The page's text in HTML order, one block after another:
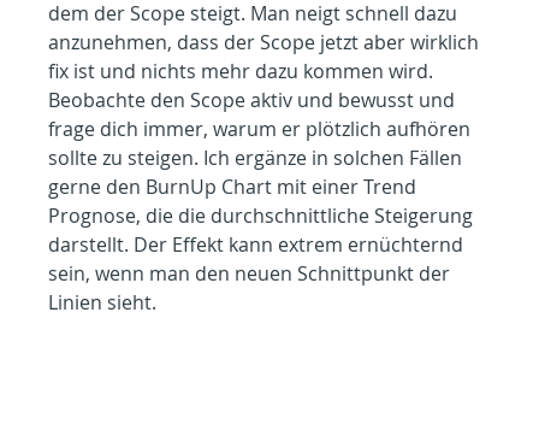
dem der Scope steigt. Man neigt schnell dazu
anzunehmen, dass der Scope jetzt aber wirklich
fix ist und nichts mehr dazu kommen wird.
Beobachte den Scope aktiv und bewusst und
frage dich immer, warum er plötzlich aufhören
sollte zu steigen. Ich ergänze in solchen Fällen
gerne den BurnUp Chart mit einer Trend
Prognose, die die durchschnittliche Steigerung
darstellt. Der Effekt kann extrem ernüchternd
sein, wenn man den neuen Schnittpunkt der
Linien sieht.